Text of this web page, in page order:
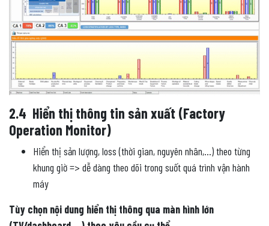
2.4 Hiển thị thông tin sản xuất (Factory
Operation Monitor)
Hiển thị sản lượng, loss (thời gian, nguyên nhân,…) theo từng
khung giờ => dễ dàng theo dõi trong suốt quá trình vận hành
máy
Tùy chọn nội dung hiển thị thông qua màn hình lớn